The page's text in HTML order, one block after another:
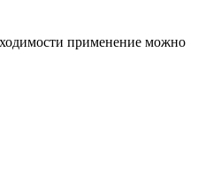
применение можно